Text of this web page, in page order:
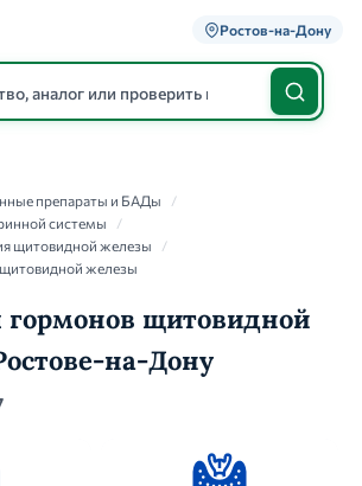
Ростов-на-Дону
препараты и БАДы
/
системы
/
щитовидной железы
/
железы
гормонов щитовидной
на-Дону